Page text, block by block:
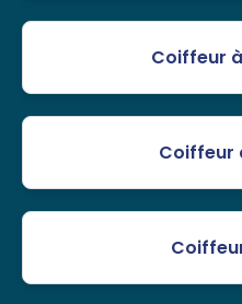
Coiffeur
Coiffeur